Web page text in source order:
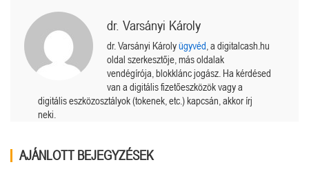
dr. Varsányi Károly
dr. Varsányi Károlyügyvéd , a digitalcash.hu
oldal szerkesztője, más oldalak
vendégírója, blokklánc jogász. Ha kérdésed
van a digitális fizetőeszközök vagy a
digitális eszközosztályok (tokenek, etc.) kapcsán, akkor írj
neki.
AJÁNLOTT BEJEGYZÉSEK